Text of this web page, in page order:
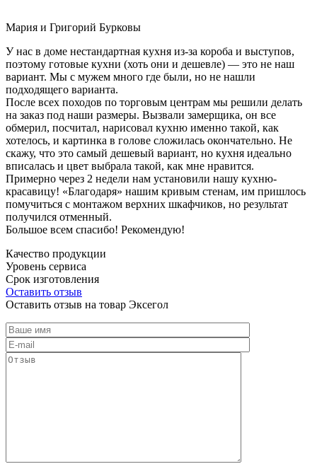
Мария и Григорий Бурковы
У нас в доме нестандартная кухня из-за короба и выступов,
поэтому готовые кухни (хоть они и дешевле) — это не наш
вариант. Мы с мужем много где были, но не нашли
подходящего варианта.
После всех походов по торговым центрам мы решили делать
на заказ под наши размеры. Вызвали замерщика, он все
обмерил, посчитал, нарисовал кухню именно такой, как
хотелось, и картинка в голове сложилась окончательно. Не
скажу, что это самый дешевый вариант, но кухня идеально
вписалась и цвет выбрала такой, как мне нравится.
Примерно через 2 недели нам установили нашу кухню-
красавицу! «Благодаря» нашим кривым стенам, им пришлось
помучиться с монтажом верхних шкафчиков, но результат
получился отменный.
Большое всем спасибо! Рекомендую!
Качество продукции
Уровень сервиса
Срок изготовления
Оставить отзыв
Оставить отзыв на товар Эксегол